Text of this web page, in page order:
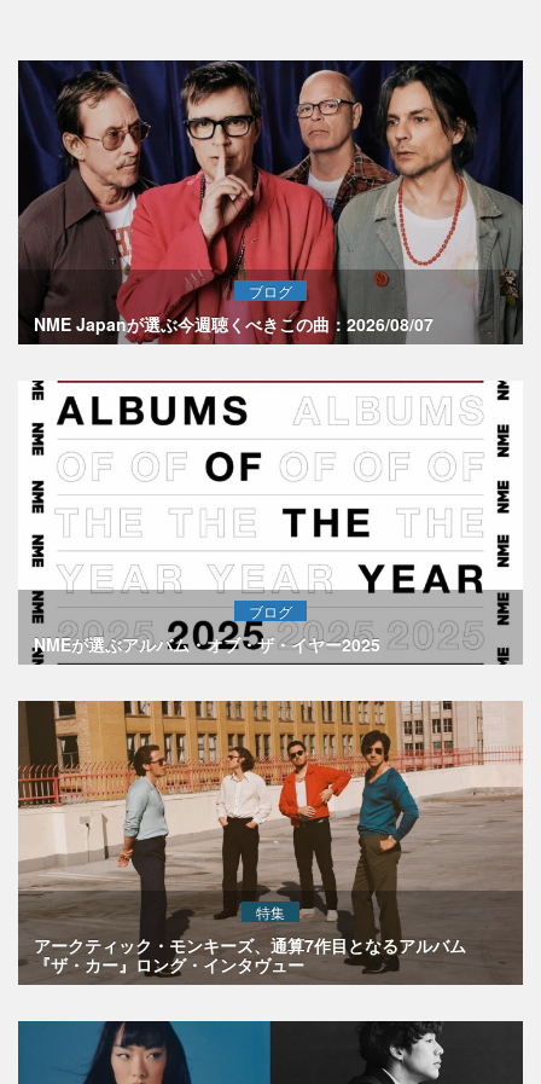
ブログ
NME Japanが選ぶ今週聴くべきこの曲：2026/08/07
ブログ
NMEが選ぶアルバム・オブ・ザ・イヤー2025
特集
アークティック・モンキーズ、通算7作目となるアルバム
『ザ・カー』ロング・インタヴュー